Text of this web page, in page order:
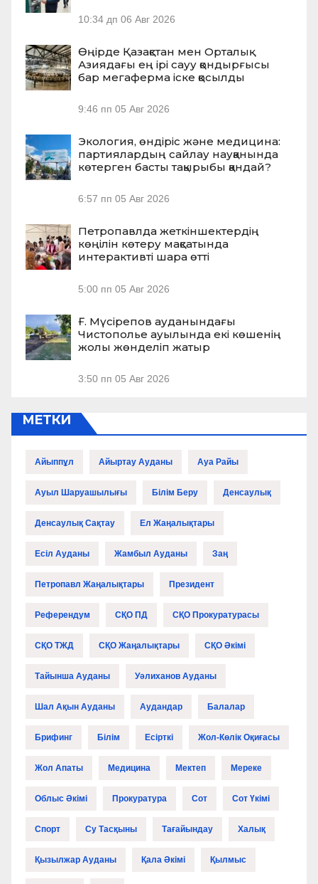
10:34 дп 06 Авг 2026
Өңірде Қазақстан мен Орталық
Азиядағы ең ірі сауу қондырғысы
бар мегаферма іске қосылды
9:46 пп 05 Авг 2026
Экология, өндіріс және медицина:
партиялардың сайлау науқанында
көтерген басты тақырыбы қандай?
6:57 пп 05 Авг 2026
Петропавлда жеткіншектердің
көңілін көтеру мақсатында
интерактивті шара өтті
5:00 пп 05 Авг 2026
Ғ. Мүсірепов ауданындағы
Чистополье ауылында екі көшенің
жолы жөнделіп жатыр
3:50 пп 05 Авг 2026
МЕТКИ
Айыппұл Айыртау Ауданы Ауа Райы
Ауыл Шаруашылығы Білім Беру Денсаулық
Денсаулық Сақтау Ел Жаңалықтары
Есіл Ауданы Жамбыл Ауданы Заң
Петропавл Жаңалықтары Президент
Референдум СҚО ПД СҚО Прокуратурасы
СҚО ТЖД СҚО Жаңалықтары СҚО Әкімі
Тайынша Ауданы Уәлиханов Ауданы
Шал Ақын Ауданы Аудандар Балалар
Брифинг Білім Есірткі Жол-Көлік Оқиғасы
Жол Апаты Медицина Мектеп Мереке
Облыс Әкімі Прокуратура Сот Сот Үкімі
Спорт Су Тасқыны Тағайындау Халық
Қызылжар Ауданы Қала Әкімі Қылмыс